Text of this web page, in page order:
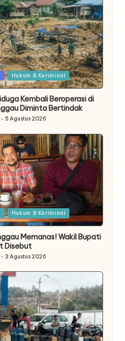
Hukum & Keriminal
Kembali Beroperasi di
Diminta Bertindak
5 Agustus 2026
Hukum & Keriminal
Memanas! Wakil Bupati
Disebut
3 Agustus 2026